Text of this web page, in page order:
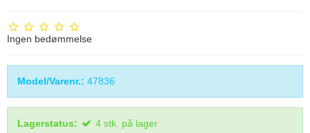
Ingen bedømmelse
Model/Varenr.: 47836
Lagerstatus: 4 stk. på lager